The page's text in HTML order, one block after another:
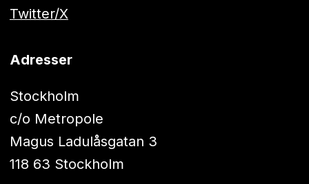
Twitter/X
Adresser
Stockholm
c/o Metropole
Magus Ladulåsgatan 3
118 63 Stockholm